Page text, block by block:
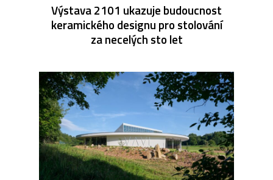
Výstava 2101 ukazuje budoucnost
keramického designu pro stolování
za necelých sto let